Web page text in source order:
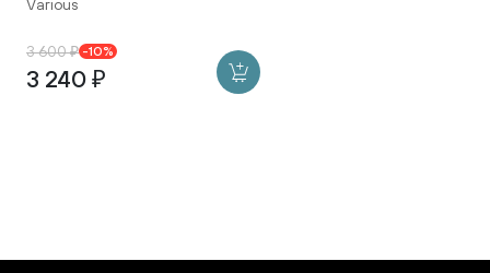
Various
3 600 ₽ -10%
3 240 ₽